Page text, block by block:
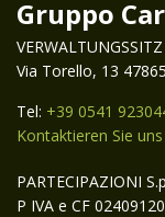
Gruppo
VERWALTUNGSSITZ
Via Torello, 13
Tel: +39 0541
Kontaktieren Sie uns
PARTECIPAZIONI
P IVA e CF